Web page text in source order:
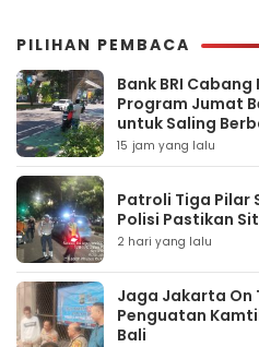
PILIHAN PEMBACA
Bank BRI
Program Jumat
untuk Saling
15 jam yang lalu
Patroli Tiga Pilar
Polisi Pastikan
2 hari yang lalu
Jaga Jakarta On
Penguatan
Bali